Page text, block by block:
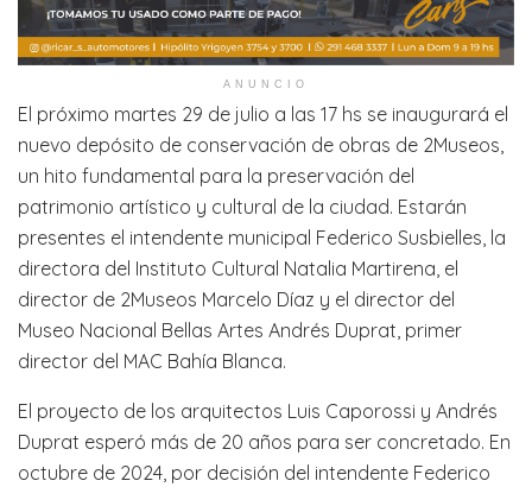
ANUNCIO
El próximo martes 29 de julio a las 17 hs se inaugurará el
nuevo depósito de conservación de obras de 2Museos,
un hito fundamental para la preservación del
patrimonio artístico y cultural de la ciudad. Estarán
presentes el intendente municipal Federico Susbielles, la
directora del Instituto Cultural Natalia Martirena, el
director de 2Museos Marcelo Díaz y el director del
Museo Nacional Bellas Artes Andrés Duprat, primer
director del MAC Bahía Blanca.
El proyecto de los arquitectos Luis Caporossi y Andrés
Duprat esperó más de 20 años para ser concretado. En
octubre de 2024, por decisión del intendente Federico